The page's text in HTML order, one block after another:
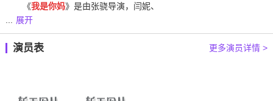
《我是你妈》是由张骁导演，闫妮、
展开
更多演员详情 >
演员表